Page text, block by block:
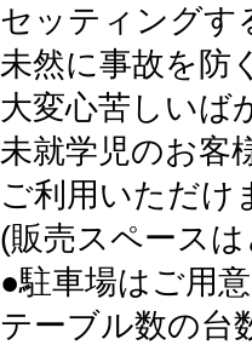
セッティングす
未然に事故を防
大変心苦しいば
未就学児のお客
ご利用いただけ
(販売スペース
●駐車場はご用
テーブル数の台